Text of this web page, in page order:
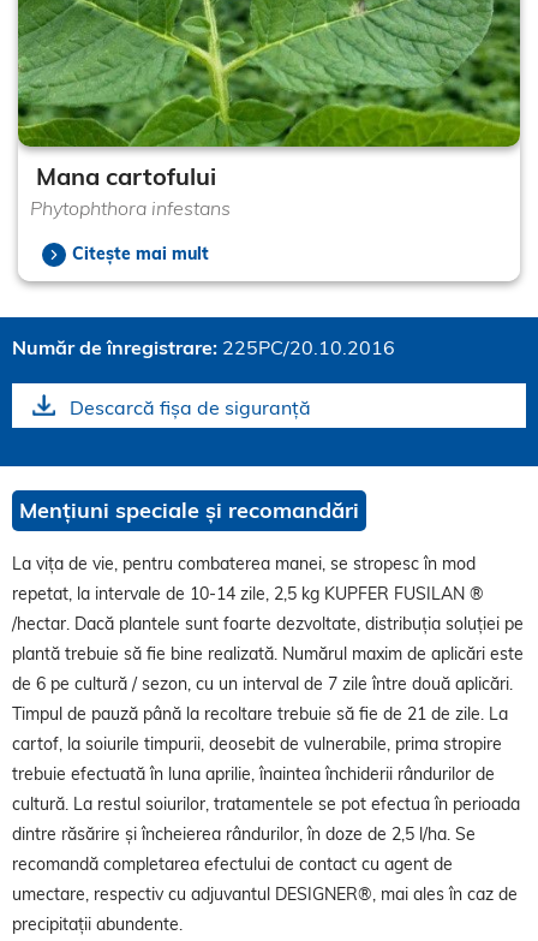
Mana cartofului
Phytophthora infestans
Citește mai mult
Număr de înregistrare: 225PC/20.10.2016
Descarcă fișa de siguranță
Mențiuni speciale și recomandări
La vița de vie, pentru combaterea manei, se stropesc în mod
repetat, la intervale de 10-14 zile, 2,5 kg KUPFER FUSILAN ®
/hectar. Dacă plantele sunt foarte dezvoltate, distribuția soluției pe
plantă trebuie să fie bine realizată. Numărul maxim de aplicări este
de 6 pe cultură / sezon, cu un interval de 7 zile între două aplicări.
Timpul de pauză până la recoltare trebuie să fie de 21 de zile. La
cartof, la soiurile timpurii, deosebit de vulnerabile, prima stropire
trebuie efectuată în luna aprilie, înaintea închiderii rândurilor de
cultură. La restul soiurilor, tratamentele se pot efectua în perioada
dintre răsărire și încheierea rândurilor, în doze de 2,5 l/ha. Se
recomandă completarea efectului de contact cu agent de
umectare, respectiv cu adjuvantul DESIGNER®, mai ales în caz de
precipitații abundente.